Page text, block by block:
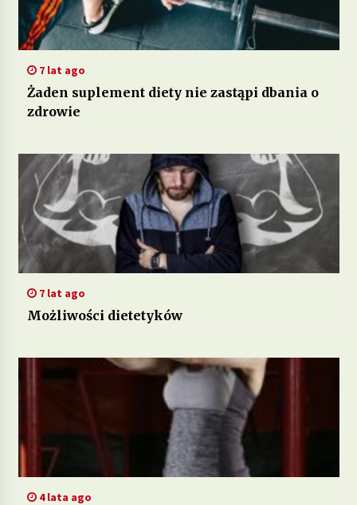
7 lat ago
Żaden suplement diety nie zastąpi dbania o
zdrowie
7 lat ago
Możliwości dietetyków
4 lata ago